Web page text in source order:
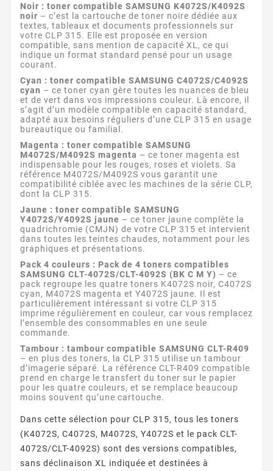
Noir : toner compatible SAMSUNG K4072S/K4092S
noir – c’est la cartouche de toner noire dédiée aux
textes, tableaux et documents professionnels sur
votre CLP 315. Elle est proposée en version
compatible, sans mention de capacité XL, ce qui
indique un format standard pensé pour un usage
courant.
Cyan : toner compatible SAMSUNG C4072S/C4092S
cyan – ce toner cyan gère toutes les nuances de bleu
et de vert dans vos impressions couleur. Là encore, il
s’agit d’un modèle compatible en capacité standard,
adapté aux besoins réguliers d’une CLP 315 en usage
bureautique ou familial.
Magenta : toner compatible SAMSUNG
M4072S/M4092S magenta – ce toner magenta est
indispensable pour les rouges, roses et violets. Sa
référence M4072S/M4092S vous garantit une
compatibilité ciblée avec les machines de la série CLP,
dont la CLP 315.
Jaune : toner compatible SAMSUNG
Y4072S/Y4092S jaune – ce toner jaune complète la
quadrichromie (CMJN) de votre CLP 315 et intervient
dans toutes les teintes chaudes, notamment pour les
graphiques et présentations.
Pack 4 couleurs : Pack de 4 toners compatibles
SAMSUNG CLT-4072S/CLT-4092S (BK C M Y) – ce
pack regroupe les quatre toners K4072S noir, C4072S
cyan, M4072S magenta et Y4072S jaune. Il est
particulièrement intéressant si votre CLP 315
imprime régulièrement en couleur, car vous remplacez
l’ensemble des consommables en une seule
commande.
Tambour : tambour compatible SAMSUNG CLT-R409
– en plus des toners, la CLP 315 utilise un tambour
d’imagerie séparé. La référence CLT-R409 compatible
prend en charge le transfert du toner sur le papier
pour les quatre couleurs, et se remplace beaucoup
moins souvent qu’une cartouche.
Dans cette sélection pour CLP 315, tous les toners
(K4072S, C4072S, M4072S, Y4072S et le pack CLT-
4072S/CLT-4092S) sont des versions compatibles,
sans déclinaison XL indiquée et destinées à